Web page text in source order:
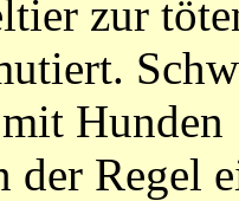
zur
Hunden
der Regel